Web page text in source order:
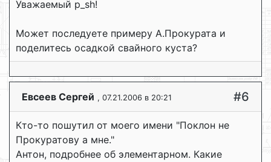
Уважаемый p_sh!
Может последуете примеру А.Прокурата и
поделитесь осадкой свайного куста?
Евсеев Сергей , 07.21.2006 в 20:21 #6
Кто-то пошутил от моего имени "Поклон не
Прокуратову а мне."
Антон, подробнее об элементарном. Какие